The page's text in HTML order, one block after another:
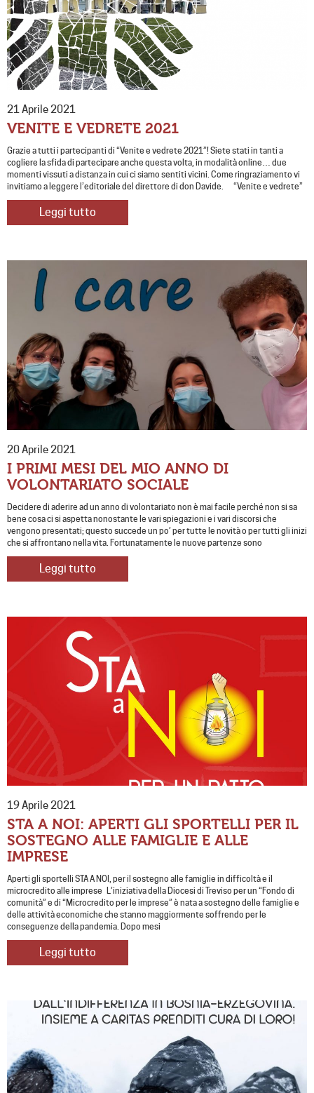
21 Aprile 2021
VENITE E VEDRETE 2021
Grazie a tutti i partecipanti di “Venite e vedrete 2021”! Siete stati in tanti a
cogliere la sfida di partecipare anche questa volta, in modalità online… due
momenti vissuti a distanza in cui ci siamo sentiti vicini. Come ringraziamento vi
invitiamo a leggere l’editoriale del direttore di don Davide. “Venite e vedrete”
Leggi tutto
20 Aprile 2021
I PRIMI MESI DEL MIO ANNO DI
VOLONTARIATO SOCIALE
Decidere di aderire ad un anno di volontariato non è mai facile perché non si sa
bene cosa ci si aspetta nonostante le vari spiegazioni e i vari discorsi che
vengono presentati; questo succede un po’ per tutte le novità o per tutti gli inizi
che si affrontano nella vita. Fortunatamente le nuove partenze sono
Leggi tutto
19 Aprile 2021
STA A NOI: APERTI GLI SPORTELLI PER IL
SOSTEGNO ALLE FAMIGLIE E ALLE
IMPRESE
Aperti gli sportelli STA A NOI, per il sostegno alle famiglie in difficoltà e il
microcredito alle imprese L’iniziativa della Diocesi di Treviso per un “Fondo di
comunità” e di “Microcredito per le imprese” è nata a sostegno delle famiglie e
delle attività economiche che stanno maggiormente soffrendo per le
conseguenze della pandemia. Dopo mesi
Leggi tutto